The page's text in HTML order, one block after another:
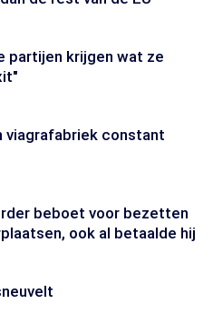
partijen krijgen wat ze
viagrafabriek constant
beboet voor bezetten
ook al betaalde hij